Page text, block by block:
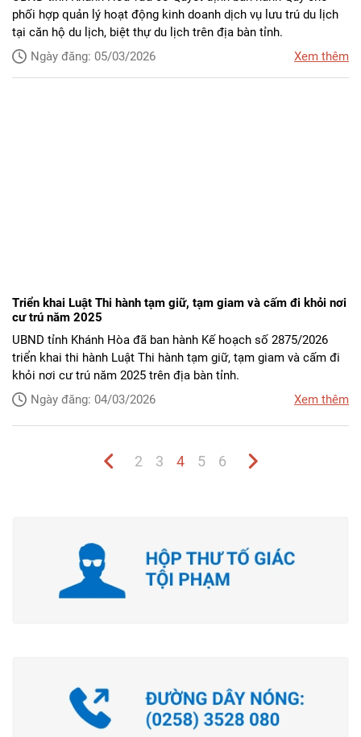
phối hợp quản lý hoạt động kinh doanh dịch vụ lưu trú du lịch
tại căn hộ du lịch, biệt thự du lịch trên địa bàn tỉnh.
Ngày đăng: 05/03/2026
Xem thêm
Triển khai Luật Thi hành tạm giữ, tạm giam và cấm đi khỏi nơi
cư trú năm 2025
UBND tỉnh Khánh Hòa đã ban hành Kế hoạch số 2875/2026
triển khai thi hành Luật Thi hành tạm giữ, tạm giam và cấm đi
khỏi nơi cư trú năm 2025 trên địa bàn tỉnh.
Ngày đăng: 04/03/2026
Xem thêm
2 3 4 5 6